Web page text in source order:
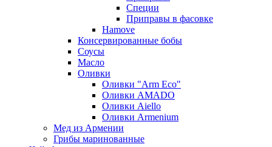
Специи
Приправы в фасовке
Hamove
Консервированные бобы
Соусы
Масло
Оливки
Оливки "Arm Eco"
Оливки AMADO
Оливки Aiello
Оливки Armenium
Мед из Армении
Грибы маринованные